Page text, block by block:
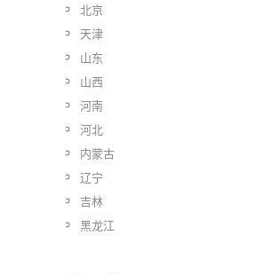
北京
天津
山东
山西
河南
河北
内蒙古
辽宁
吉林
黑龙江